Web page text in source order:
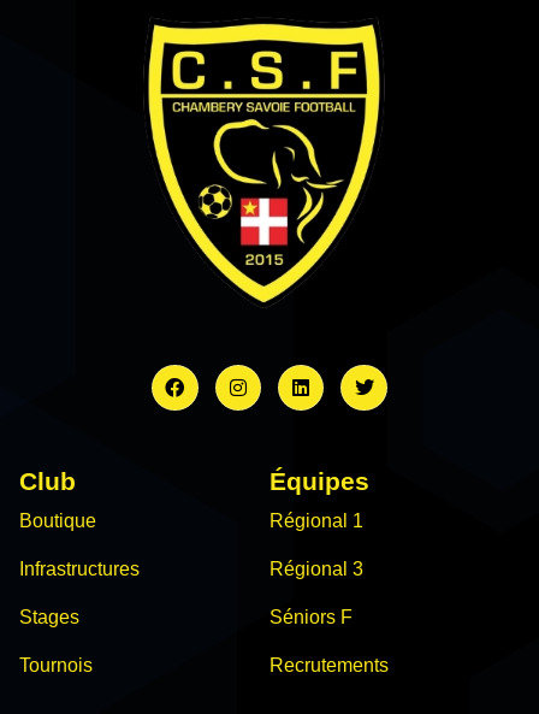
Club
Boutique
Infrastructures
Stages
Tournois
Équipes
Régional 1
Régional 3
Séniors F
Recrutements